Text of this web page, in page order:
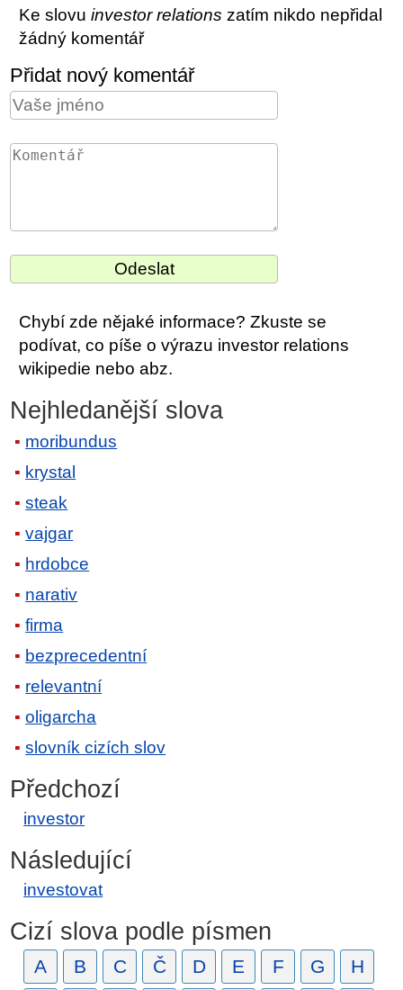
Ke slovuinvestor relations zatím nikdo nepřidal
žádný komentář
Přidat nový komentář
Chybí zde nějaké informace? Zkuste se
podívat, co píše o výrazu investor relations
wikipedie nebo abz.
Nejhledanější slova
moribundus
krystal
steak
vajgar
hrdobce
narativ
firma
bezprecedentní
relevantní
oligarcha
slovník cizích slov
Předchozí
investor
Následující
investovat
Cizí slova podle písmen
A B C Č D E F G H